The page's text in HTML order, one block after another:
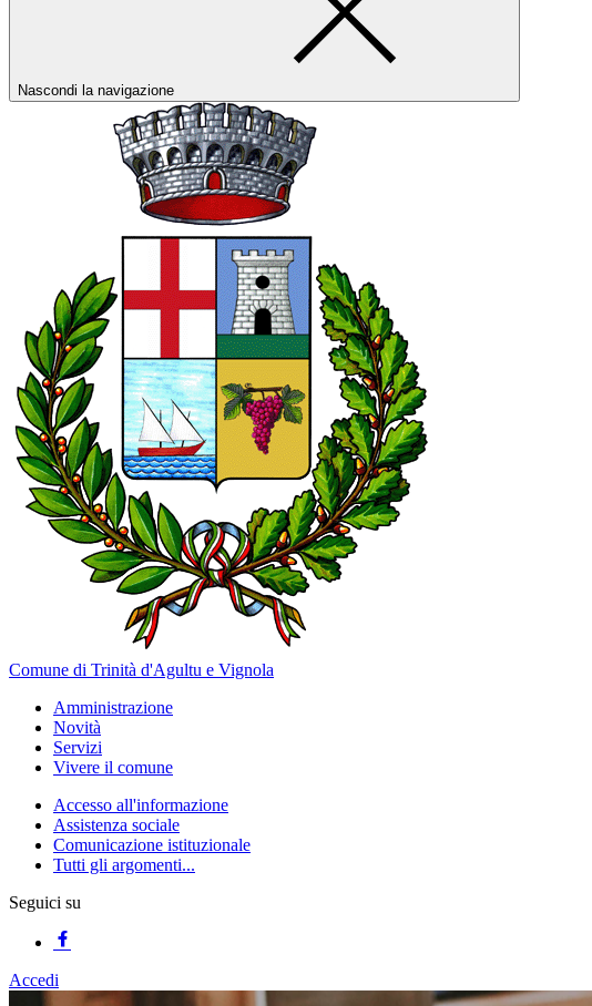
Nascondi la navigazione
Comune di Trinità d'Agultu e Vignola
Amministrazione
Novità
Servizi
Vivere il comune
Accesso all'informazione
Assistenza sociale
Comunicazione istituzionale
Tutti gli argomenti...
Seguici su
Accedi